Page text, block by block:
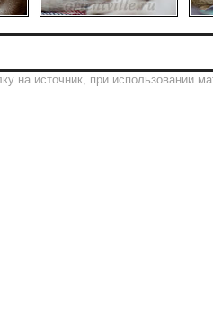
на источник, при использовании